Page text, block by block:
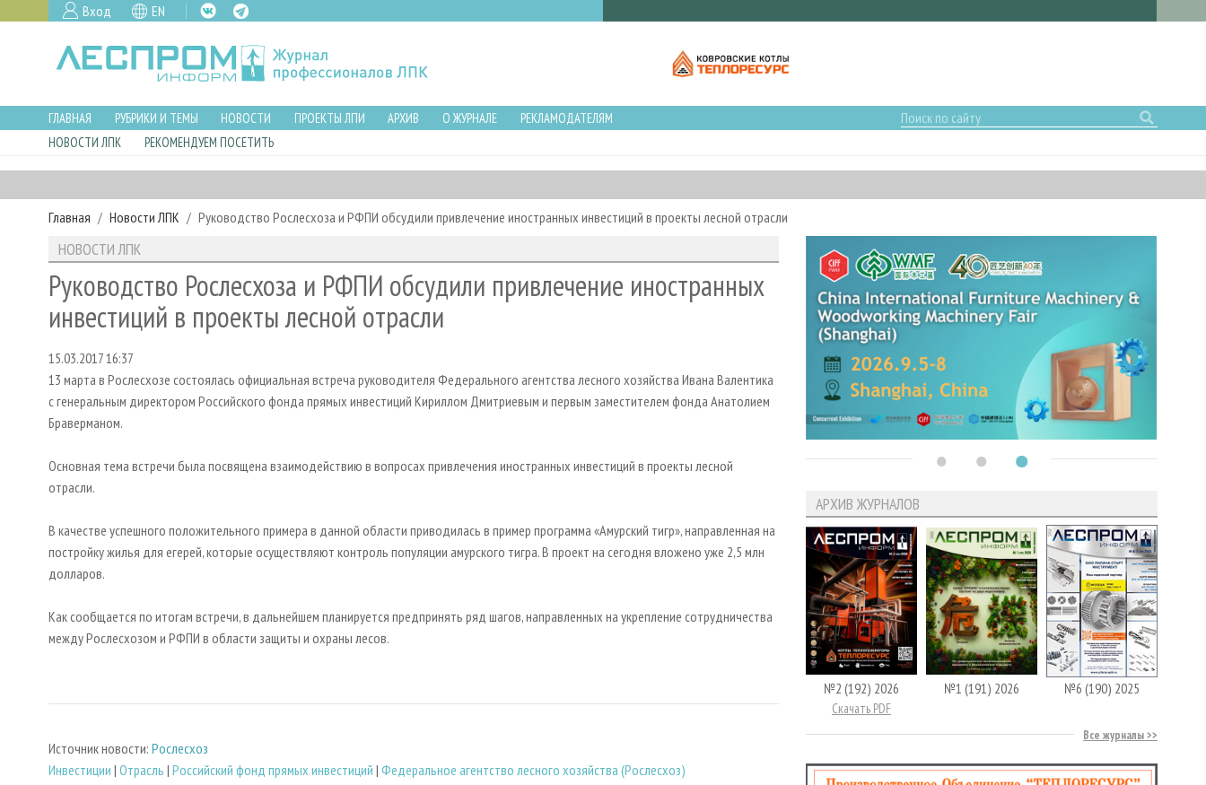
Вход EN
ГЛАВНАЯ РУБРИКИ И ТЕМЫ НОВОСТИ ПРОЕКТЫ ЛПИ АРХИВ О ЖУРНАЛЕ
РЕКЛАМОДАТЕЛЯМ
НОВОСТИ ЛПК
РЕКОМЕНДУЕМ ПОСЕТИТЬ
Главная Новости ЛПК Руководство Рослесхоза и РФПИ обсудили привлечение иностранных инвестиций в проекты лесной отрасли
НОВОСТИ ЛПК
Руководство Рослесхоза и РФПИ обсудили привлечение иностранных
инвестиций в проекты лесной отрасли
15.03.2017 16:37
13 марта в Рослесхозе состоялась официальная встреча руководителя Федерального агентства лесного хозяйства Ивана Валентика
с генеральным директором Российского фонда прямых инвестиций Кириллом Дмитриевым и первым заместителем фонда Анатолием
Браверманом.
Основная тема встречи была посвящена взаимодействию в вопросах привлечения иностранных инвестиций в проекты лесной
отрасли.
В качестве успешного положительного примера в данной области приводилась в пример программа «Амурский тигр», направленная на
постройку жилья для егерей, которые осуществляют контроль популяции амурского тигра. В проект на сегодня вложено уже 2,5 млн
долларов.
Как сообщается по итогам встречи, в дальнейшем планируется предпринять ряд шагов, направленных на укрепление сотрудничества
между Рослесхозом и РФПИ в области защиты и охраны лесов.
Источник новости: Рослесхоз
Инвестиции | Отрасль | Российский фонд прямых инвестиций | Федеральное агентство лесного хозяйства (Рослесхоз)
АРХИВ ЖУРНАЛОВ
№2 (192) 2026
Скачать PDF
№1 (191) 2026 №6 (190) 2025
Все журналы